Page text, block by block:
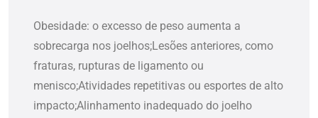
Obesidade: o excesso de peso aumenta a
sobrecarga nos joelhos;Lesões anteriores, como
fraturas, rupturas de ligamento ou
menisco;Atividades repetitivas ou esportes de alto
impacto;Alinhamento inadequado do joelho